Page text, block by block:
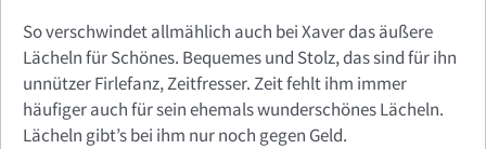
So verschwindet allmählich auch bei Xaver das äußere
Lächeln für Schönes. Bequemes und Stolz, das sind für ihn
unnützer Firlefanz, Zeitfresser. Zeit fehlt ihm immer
häufiger auch für sein ehemals wunderschönes Lächeln.
Lächeln gibt’s bei ihm nur noch gegen Geld.